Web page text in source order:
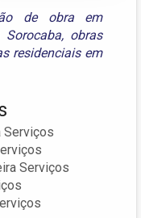
de obra em
, obras
residenciais em
Serviços
Serviços